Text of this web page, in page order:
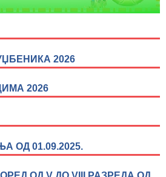
2026
2026
ОД 01.09.2025.